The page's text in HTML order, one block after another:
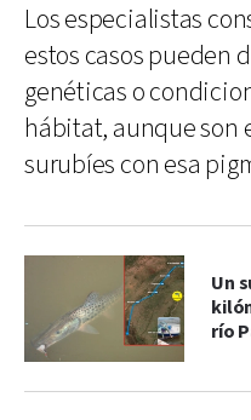
Los especialistas
estos casos pueden
genéticas o
hábitat, aunque son
surubíes con esa
Un
río